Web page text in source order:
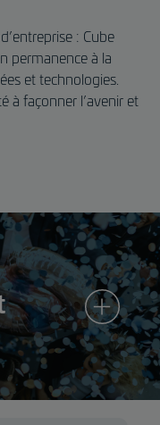
: Cube
permanence à la
et technologies.
à façonner l’avenir et